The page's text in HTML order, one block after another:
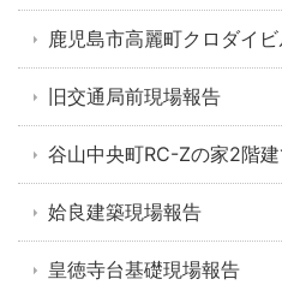
鹿児島市高麗町クロダイ
旧交通局前現場報告
谷山中央町RC-Zの家2階
姶良建築現場報告
皇徳寺台基礎現場報告